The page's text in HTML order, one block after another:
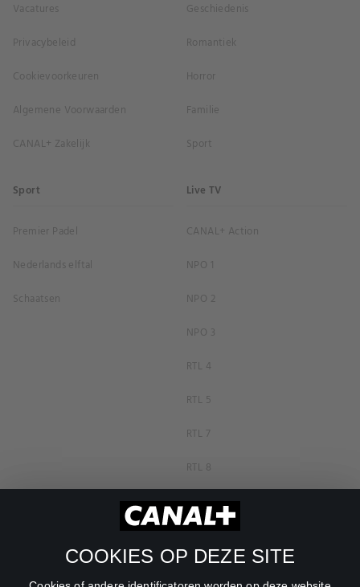
COOKIES OP DEZE SITE
Vacatures
Privacybeleid
Cookievoorkeuren
Algemene Voorwaarden
CANAL+ Zakelijk
Geschiedenis
Romantiek
Horror
Familie
Sport
Sport
Premier Padel
Nederlands elftal
Schaatsen
Live TV
CANAL+ Action
NPO 1
NPO 2
NPO 3
RTL 4
RTL 5
RTL 7
RTL 8
RTL Z
SBS6